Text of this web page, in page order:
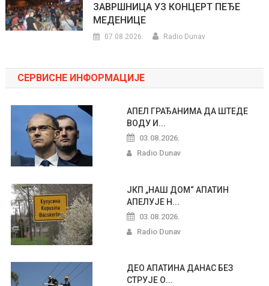
ЗАВРШНИЦА УЗ КОНЦЕРТ ПЕЂЕ
МЕДЕНИЦЕ
07.08.2026. Radio Dunav
СЕРВИСНЕ ИНФОРМАЦИЈЕ
АПЕЛ ГРАЂАНИМА ДА ШТЕДЕ
ВОДУ И...
03.08.2026.
Radio Dunav
ЈКП „НАШ ДОМ“ АПАТИН
АПЕЛУЈЕ Н...
03.08.2026.
Radio Dunav
ДЕО АПАТИНА ДАНАС БЕЗ
СТРУЈЕ О...